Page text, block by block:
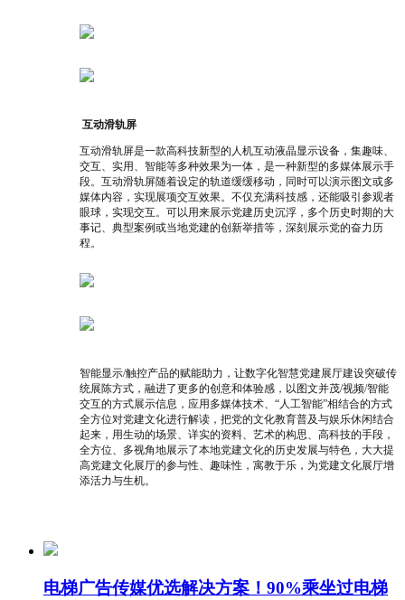
互动滑轨屏
互动滑轨屏是一款高科技新型的人机互动液晶显示设备，集趣味、
交互、实用、智能等多种效果为一体，是一种新型的多媒体展示手
段。互动滑轨屏随着设定的轨道缓缓移动，同时可以演示图文或多
媒体内容，实现展项交互效果。不仅充满科技感，还能吸引参观者
眼球，实现交互。可以用来展示党建历史沉浮，多个历史时期的大
事记、典型案例或当地党建的创新举措等，深刻展示党的奋力历
程。
智能显示/触控产品的赋能助力，让数字化智慧党建展厅建设突破传
统展陈方式，融进了更多的创意和体验感，以图文并茂/视频/智能
交互的方式展示信息，应用多媒体技术、“人工智能”相结合的方式
全方位对党建文化进行解读，把党的文化教育普及与娱乐休闲结合
起来，用生动的场景、详实的资料、艺术的构思、高科技的手段，
全方位、多视角地展示了本地党建文化的历史发展与特色，大大提
高党建文化展厅的参与性、趣味性，寓教于乐，为党建文化展厅增
添活力与生机。
电梯广告传媒优选解决方案！90%乘坐过电梯